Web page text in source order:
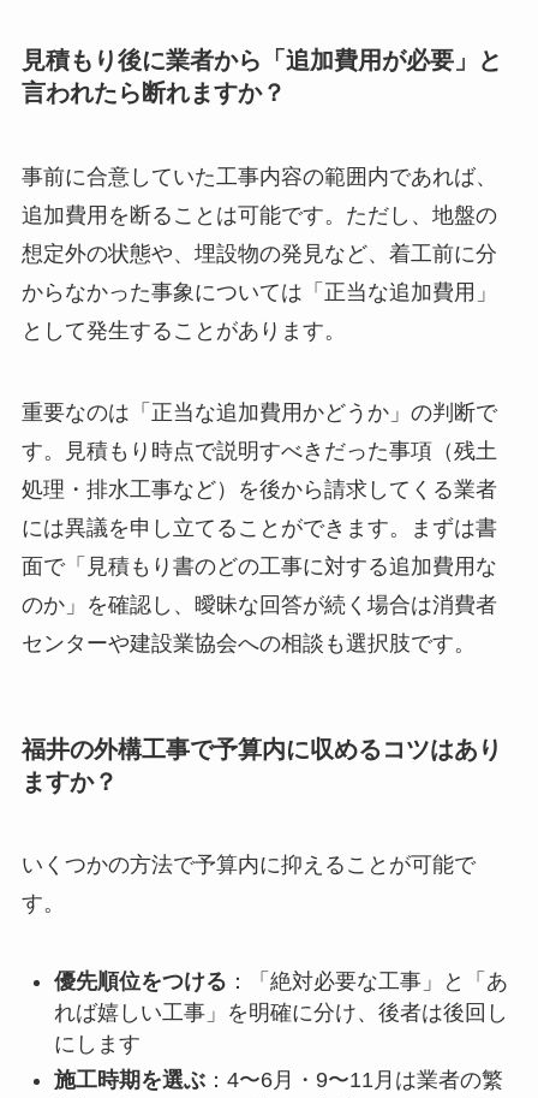
見積もり後に業者から「追加費用が必要」と
言われたら断れますか？
事前に合意していた工事内容の範囲内であれば、
追加費用を断ることは可能です。ただし、地盤の
想定外の状態や、埋設物の発見など、着工前に分
からなかった事象については「正当な追加費用」
として発生することがあります。
重要なのは「正当な追加費用かどうか」の判断で
す。見積もり時点で説明すべきだった事項（残土
処理・排水工事など）を後から請求してくる業者
には異議を申し立てることができます。まずは書
面で「見積もり書のどの工事に対する追加費用な
のか」を確認し、曖昧な回答が続く場合は消費者
センターや建設業協会への相談も選択肢です。
福井の外構工事で予算内に収めるコツはあり
ますか？
いくつかの方法で予算内に抑えることが可能で
す。
優先順位をつける ：「絶対必要な工事」と「あ
れば嬉しい工事」を明確に分け、後者は後回し
にします
施工時期を選ぶ：4〜6月・9〜11月は業者の繁